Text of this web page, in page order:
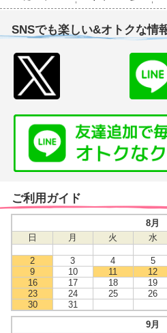
SNSでも楽しい&オトクな情
ご利用ガイド
8月
日
月 火 水
2
3 4 5
9
10 11 12
16
17 18 19
23
24 25 26
30
31
9月